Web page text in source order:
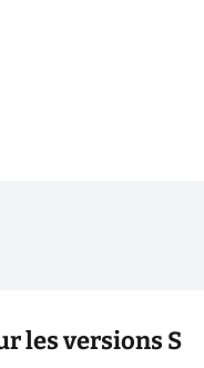
les versions S